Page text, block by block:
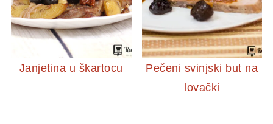
Janjetina u škartocu
Pečeni svinjski but na
lovački